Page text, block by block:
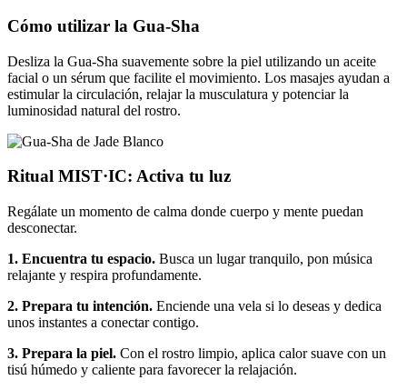
Cómo utilizar la Gua-Sha
Desliza la Gua-Sha suavemente sobre la piel utilizando un aceite
facial o un sérum que facilite el movimiento. Los masajes ayudan a
estimular la circulación, relajar la musculatura y potenciar la
luminosidad natural del rostro.
Ritual MIST·IC: Activa tu luz
Regálate un momento de calma donde cuerpo y mente puedan
desconectar.
1. Encuentra tu espacio. Busca un lugar tranquilo, pon música
relajante y respira profundamente.
2. Prepara tu intención. Enciende una vela si lo deseas y dedica
unos instantes a conectar contigo.
3. Prepara la piel. Con el rostro limpio, aplica calor suave con un
tisú húmedo y caliente para favorecer la relajación.